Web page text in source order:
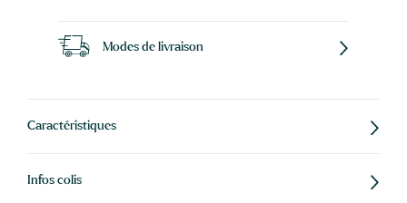
Modes de livraison
Caractéristiques
Infos colis